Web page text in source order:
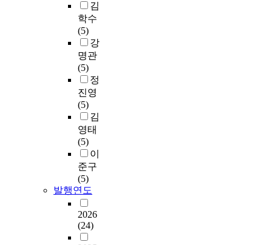
김
학수
(5)
강
명관
(5)
정
진영
(5)
김
영태
(5)
이
준구
(5)
발행연도
2026
(24)